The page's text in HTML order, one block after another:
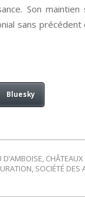
Son
sans
Bluesky
D’AMBOISE, CHÂTEAUX
, SOCIÉTÉ DES